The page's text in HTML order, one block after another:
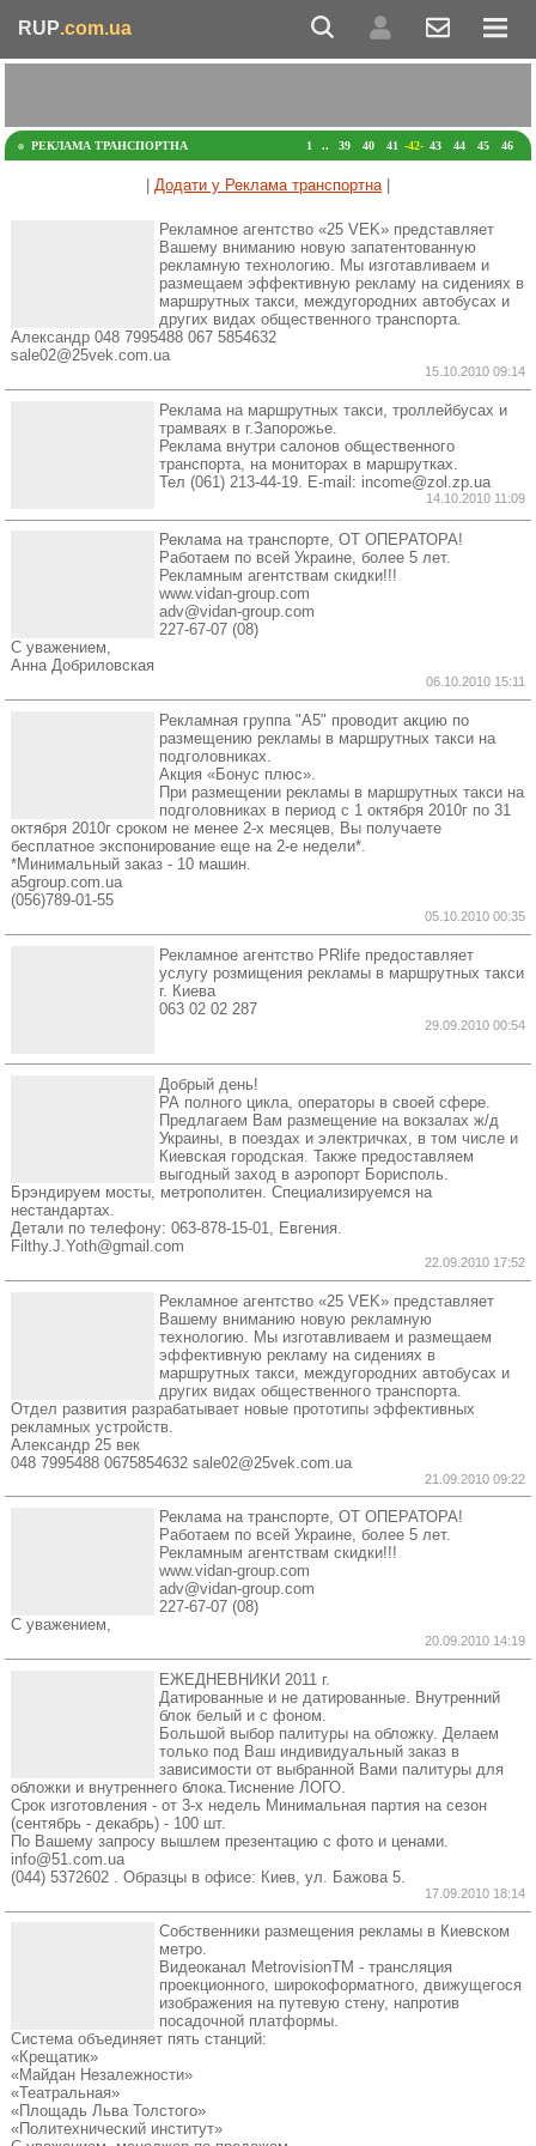
RUP.com.ua
РЕКЛАМА ТРАНСПОРТНА 1 .. 39 40 41 -42- 43 44 45 46
Додати у Реклама транспортна|
Рекламное агентство «25 VEK» представляет
Вашему вниманию новую запатентованную
рекламную технологию. Мы изготавливаем и
размещаем эффективную рекламу на сидениях в
маршрутных такси, междугородних автобусах и
других видах общественного транспорта.
Александр 048 7995488 067 5854632
sale02@25vek.com.ua
15.10.2010 09:14
Реклама на маршрутных такси, троллейбусах и
трамваях в г.Запорожье.
Реклама внутри салонов общественного
транспорта, на мониторах в маршрутках.
Тел (061) 213-44-19. E-mail: income@zol.zp.ua
14.10.2010 11:09
Реклама на транспорте, ОТ ОПЕРАТОРА!
Работаем по всей Украине, более 5 лет.
Рекламным агентствам скидки!!!
www.vidan-group.com
adv@vidan-group.com
227-67-07 (08)
С уважением,
Анна Добриловская
06.10.2010 15:11
Рекламная группа "А5" проводит акцию по
размещению рекламы в маршрутных такси на
подголовниках.
Акция «Бонус плюс».
При размещении рекламы в маршрутных такси на
подголовниках в период с 1 октября 2010г по 31
октября 2010г сроком не менее 2-х месяцев, Вы получаете
бесплатное экспонирование еще на 2-е недели*.
*Минимальный заказ - 10 машин.
a5group.com.ua
(056)789-01-55
05.10.2010 00:35
Рекламное агентство PRlife предоставляет
услугу розмищения рекламы в маршрутных такси
г. Киева
063 02 02 287
29.09.2010 00:54
Добрый день!
РА полного цикла, операторы в своей сфере.
Предлагаем Вам размещение на вокзалах ж/д
Украины, в поездах и электричках, в том числе и
Киевская городская. Также предоставляем
выгодный заход в аэропорт Борисполь.
Брэндируем мосты, метрополитен. Специализируемся на
нестандартах.
Детали по телефону: 063-878-15-01, Евгения.
Filthy.J.Yoth@gmail.com
22.09.2010 17:52
Рекламное агентство «25 VEK» представляет
Вашему вниманию новую рекламную
технологию. Мы изготавливаем и размещаем
эффективную рекламу на сидениях в
маршрутных такси, междугородних автобусах и
других видах общественного транспорта.
Отдел развития разрабатывает новые прототипы эффективных
рекламных устройств.
Александр 25 век
048 7995488 0675854632 sale02@25vek.com.ua
21.09.2010 09:22
Реклама на транспорте, ОТ ОПЕРАТОРА!
Работаем по всей Украине, более 5 лет.
Рекламным агентствам скидки!!!
www.vidan-group.com
adv@vidan-group.com
227-67-07 (08)
С уважением,
20.09.2010 14:19
ЕЖЕДНЕВНИКИ 2011 г.
Датированные и не датированные. Внутренний
блок белый и с фоном.
Большой выбор палитуры на обложку. Делаем
только под Ваш индивидуальный заказ в
зависимости от выбранной Вами палитуры для
обложки и внутреннего блока.Тиснение ЛОГО.
Срок изготовления - от 3-х недель Минимальная партия на сезон
(сентябрь - декабрь) - 100 шт.
По Вашему запросу вышлем презентацию с фото и ценами.
info@51.com.ua
(044) 5372602 . Образцы в офисе: Киев, ул. Бажова 5.
17.09.2010 18:14
Собственники размещения рекламы в Киевском
метро.
Видеоканал MetrovisionTM - трансляция
проекционного, широкоформатного, движущегося
изображения на путевую стену, напротив
посадочной платформы.
Система объединяет пять станций:
«Крещатик»
«Майдан Незалежности»
«Театральная»
«Площадь Льва Толстого»
«Политехнический институт»